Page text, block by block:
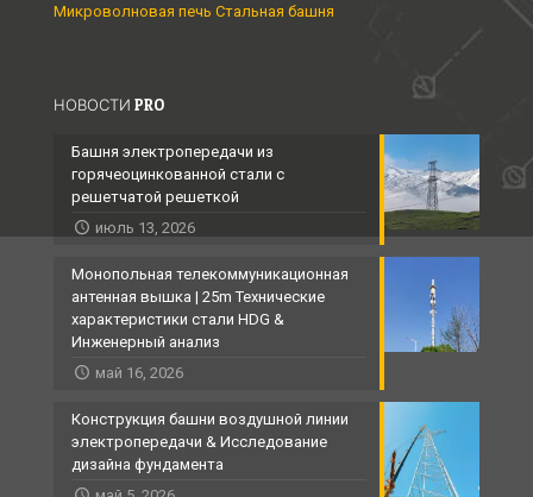
Микроволновая печь Стальная башня
НОВОСТИ PRO
Башня электропередачи из
горячеоцинкованной стали с
решетчатой ​​решеткой
июль 13, 2026
Монопольная телекоммуникационная
антенная вышка | 25m Технические
характеристики стали HDG &
Инженерный анализ
май 16, 2026
Конструкция башни воздушной линии
электропередачи & Исследование
дизайна фундамента